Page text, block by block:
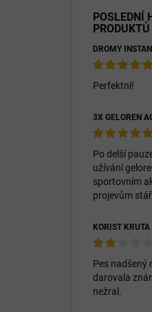
POSLEDNÍ
PRODUKTŮ
Perfektní!
Po delší
užívání
sportovním
projevům
Pes nadšený
darovala
nežral.